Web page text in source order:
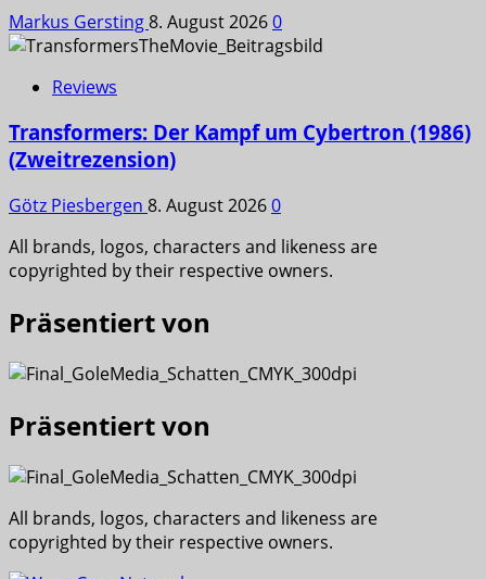
Markus Gersting8. August 20260
Reviews
Transformers: Der Kampf um Cybertron (1986)
(Zweitrezension)
Götz Piesbergen 8. August 20260
All brands, logos, characters and likeness are
copyrighted by their respective owners.
Präsentiert von
Präsentiert von
All brands, logos, characters and likeness are
copyrighted by their respective owners.